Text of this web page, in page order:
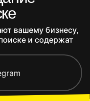
вашему бизнесу,
и содержат